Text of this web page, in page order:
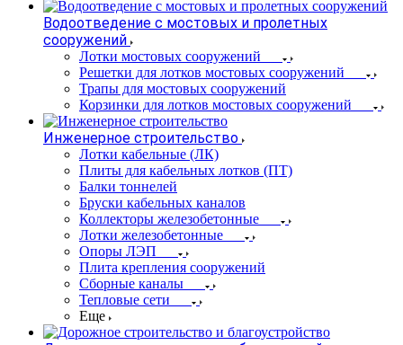
Водоотведение с мостовых и пролетных
сооружений
Лотки мостовых сооружений
Решетки для лотков мостовых сооружений
Трапы для мостовых сооружений
Корзинки для лотков мостовых сооружений
Инженерное строительство
Лотки кабельные (ЛК)
Плиты для кабельных лотков (ПТ)
Балки тоннелей
Бруски кабельных каналов
Коллекторы железобетонные
Лотки железобетонные
Опоры ЛЭП
Плита крепления сооружений
Сборные каналы
Тепловые сети
Еще